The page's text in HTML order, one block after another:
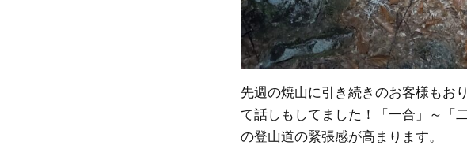
先週の焼山に引き続きのお客様もお
て話しもしてました！「一合」～「
の登山道の緊張感が高まります。